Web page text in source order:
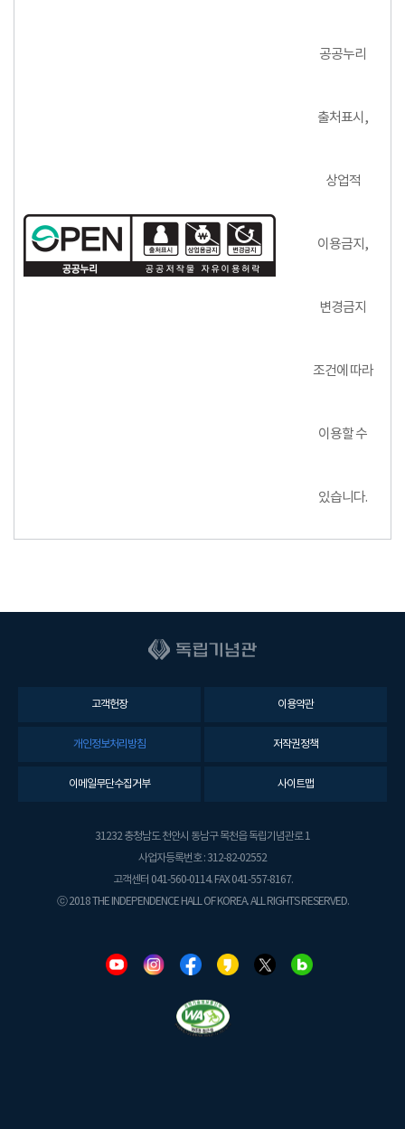
공공누리
출처표시,
상업적
이용금지,
변경금지
조건에 따라
이용할 수
있습니다.
고객헌장 이용약관
개인정보처리방침 저작권정책
이메일무단수집거부 사이트맵
31232 충청남도 천안시 동남구 목천읍 독립기념관로 1
사업자등록번호 : 312-82-02552
고객센터 041-560-0114. FAX 041-557-8167.
ⓒ 2018 THE INDEPENDENCE HALL OF KOREA. ALL RIGHTS RESERVED.